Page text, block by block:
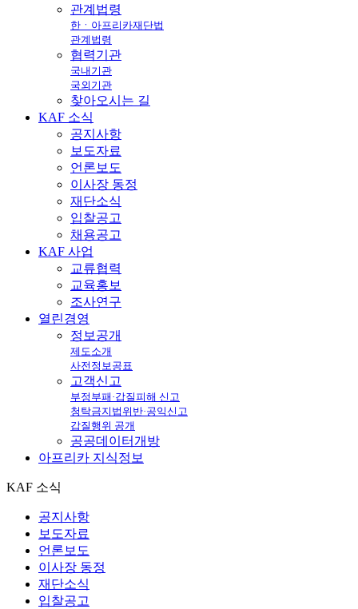
관계법령
한ㆍ아프리카재단법
관계법령
협력기관
국내기관
국외기관
찾아오시는 길
KAF 소식
공지사항
보도자료
언론보도
이사장 동정
재단소식
입찰공고
채용공고
KAF 사업
교류협력
교육홍보
조사연구
열린경영
정보공개
제도소개
사전정보공표
고객신고
부정부패·갑질피해 신고
청탁금지법위반·공익신고
갑질행위 공개
공공데이터개방
아프리카 지식정보
KAF 소식
공지사항
보도자료
언론보도
이사장 동정
재단소식
입찰공고